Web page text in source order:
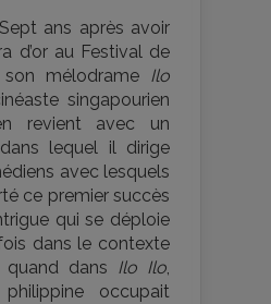
Sept ans après avoir
d’or au Festival de
mélodrame Ilo
singapourien
revient avec un
lequel il dirige
avec lesquels
ce premier succès
qui se déploie
dans le contexte
quand dans Ilo Ilo,
occupait